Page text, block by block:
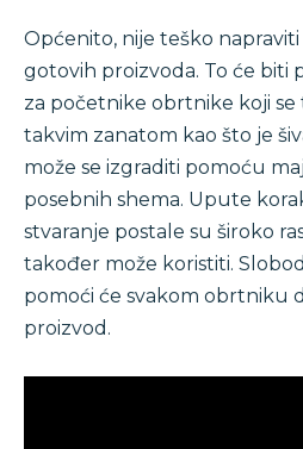
Općenito, nije teško
gotovih proizvoda. To će biti
za početnike obrtnike koji
takvim zanatom kao što je
može se izgraditi pomoću
posebnih shema. Upute
stvaranje postale su široko
također može koristiti.
pomoći će svakom obrtniku
proizvod.